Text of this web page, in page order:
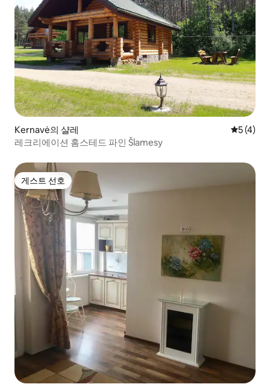
Kernavė의 샬레 평점 5점
5 (4)
레크리에이션 홈스테드 파인 Šlamesy
게스트 선호
게스트 선호